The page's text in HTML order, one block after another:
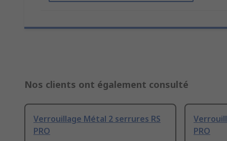
Nos clients ont également consulté
Verrouillage Métal 2 serrures RS
PRO
PRO